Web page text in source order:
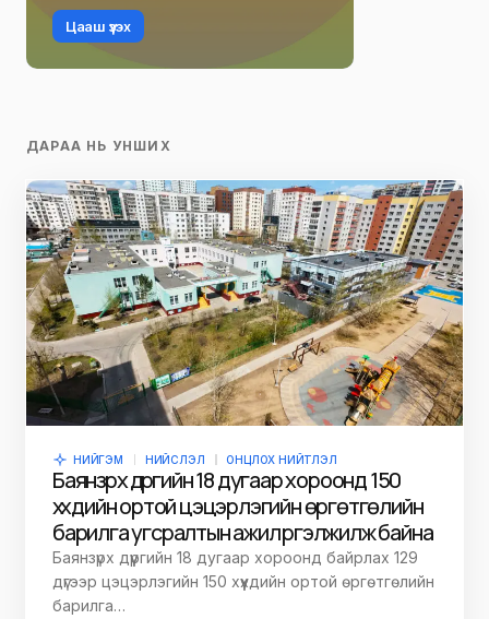
Цааш үзэх
ДАРАА НЬ УНШИХ
НИЙГЭМ НИЙСЛЭЛ ОНЦЛОХ НИЙТЛЭЛ
Баянзүрх дүүргийн 18 дугаар хороонд 150
хүүхдийн ортой цэцэрлэгийн өргөтгөлийн
барилга угсралтын ажил үргэлжилж байна
Баянзүрх дүүргийн 18 дугаар хороонд байрлах 129
дүгээр цэцэрлэгийн 150 хүүхдийн ортой өргөтгөлийн
барилга…